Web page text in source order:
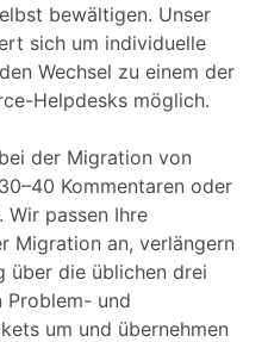
bewältigen. Unser
sich um individuelle
Wechsel zu einem der
Helpdesks möglich.
der Migration von
Kommentaren oder
Wir passen Ihre
Migration an, verlängern
über die üblichen drei
Problem- und
um und übernehmen